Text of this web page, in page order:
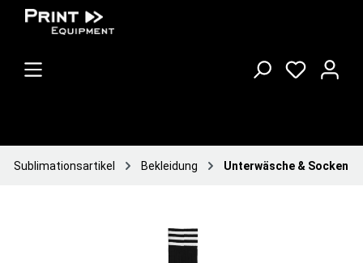
Sublimationsartikel Bekleidung Unterwäsche & Socken